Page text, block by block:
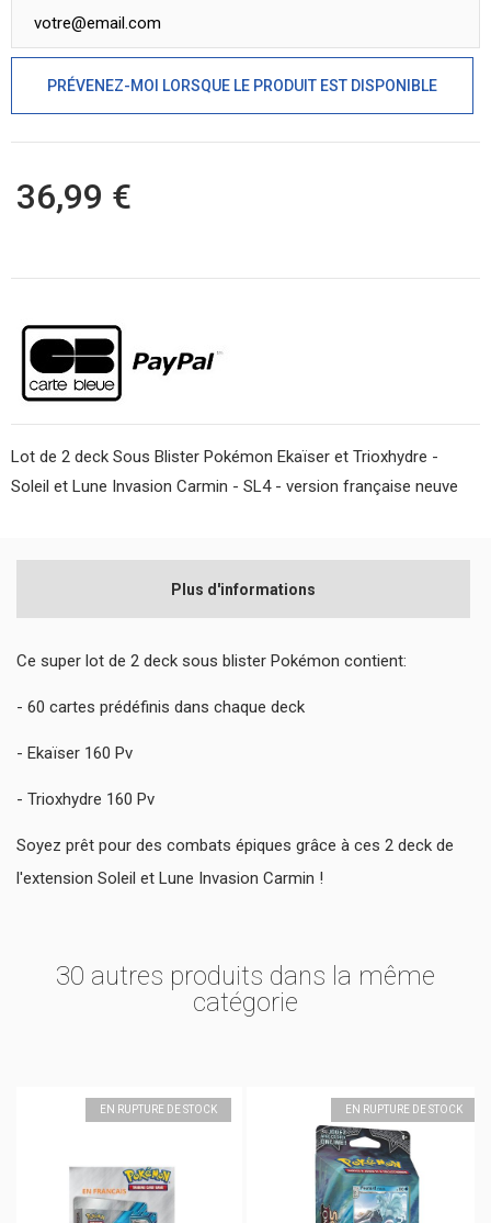
PRÉVENEZ-MOI LORSQUE LE PRODUIT EST DISPONIBLE
36,99 €
Lot de 2 deck Sous Blister Pokémon Ekaïser et Trioxhydre -
Soleil et Lune Invasion Carmin - SL4 - version française neuve
Plus d'informations
Ce super lot de 2 deck sous blister Pokémon contient:
- 60 cartes prédéfinis dans chaque deck
- Ekaïser 160 Pv
- Trioxhydre 160 Pv
Soyez prêt pour des combats épiques grâce à ces 2 deck de
l'extension Soleil et Lune Invasion Carmin !
30 autres produits dans la même
catégorie
EN RUPTURE DE STOCK EN RUPTURE DE STOCK